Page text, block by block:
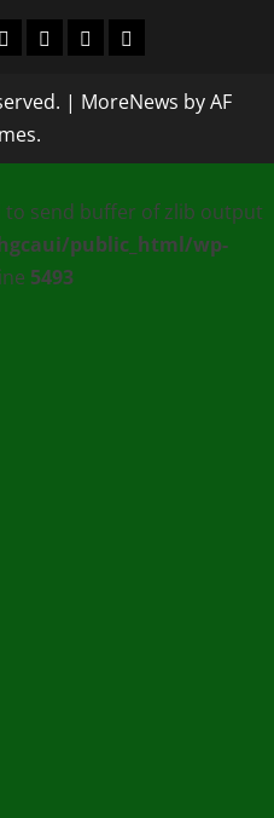
Contact
[
–
PLUS
:
Agence
de
CompteUtilisateur/
| MoreNews by AF
to send buffer of zlib output
public_html/wp-
5493